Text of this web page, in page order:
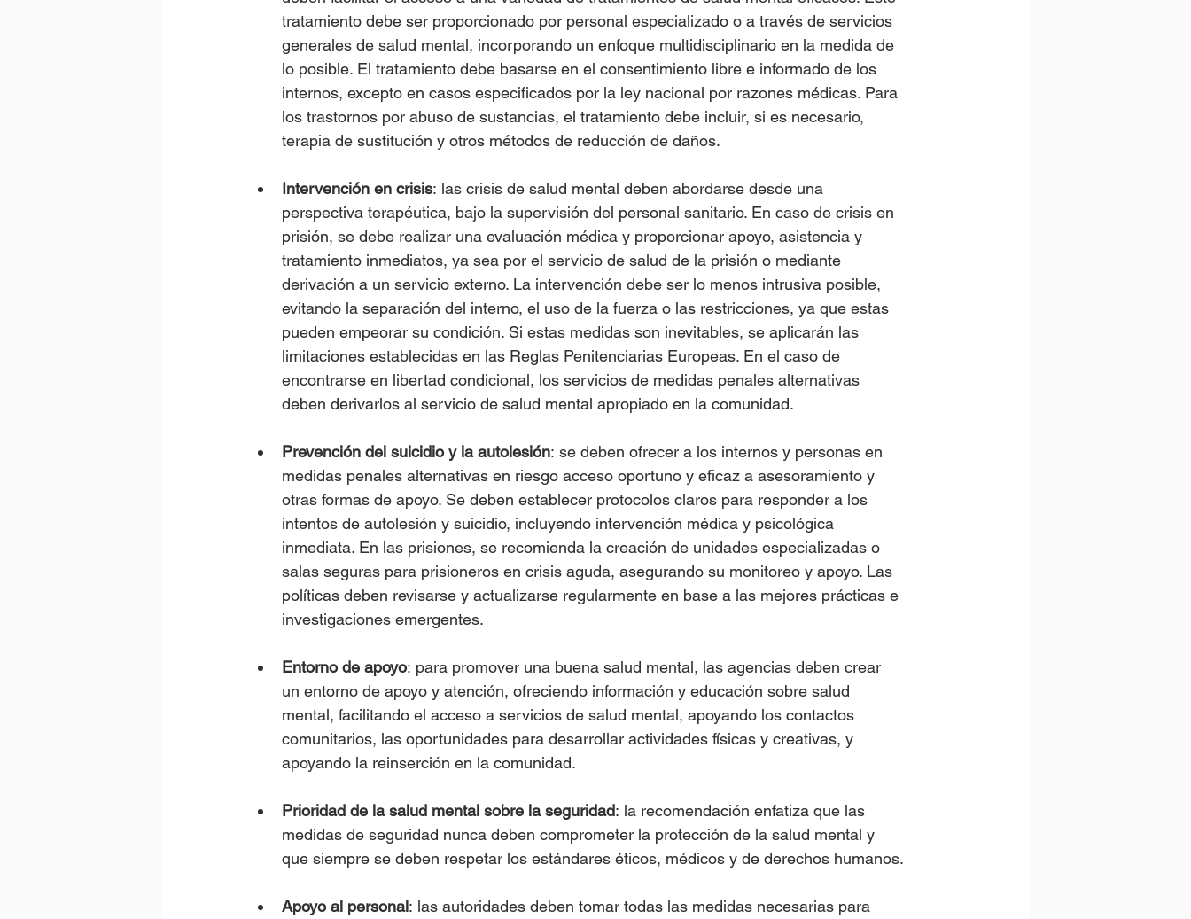
tratamiento debe ser proporcionado por personal especializado o a través de servicios
generales de salud mental, incorporando un enfoque multidisciplinario en la medida de
lo posible. El tratamiento debe basarse en el consentimiento libre e informado de los
internos, excepto en casos especificados por la ley nacional por razones médicas. Para
los trastornos por abuso de sustancias, el tratamiento debe incluir, si es necesario,
terapia de sustitución y otros métodos de reducción de daños.
Intervención en crisis: las crisis de salud mental deben abordarse desde una
perspectiva terapéutica, bajo la supervisión del personal sanitario. En caso de crisis en
prisión, se debe realizar una evaluación médica y proporcionar apoyo, asistencia y
tratamiento inmediatos, ya sea por el servicio de salud de la prisión o mediante
derivación a un servicio externo. La intervención debe ser lo menos intrusiva posible,
evitando la separación del interno, el uso de la fuerza o las restricciones, ya que estas
pueden empeorar su condición. Si estas medidas son inevitables, se aplicarán las
limitaciones establecidas en las Reglas Penitenciarias Europeas. En el caso de
encontrarse en libertad condicional, los servicios de medidas penales alternativas
deben derivarlos al servicio de salud mental apropiado en la comunidad.
Prevención del suicidio y la autolesión: se deben ofrecer a los internos y personas en
medidas penales alternativas en riesgo acceso oportuno y eficaz a asesoramiento y
otras formas de apoyo. Se deben establecer protocolos claros para responder a los
intentos de autolesión y suicidio, incluyendo intervención médica y psicológica
inmediata. En las prisiones, se recomienda la creación de unidades especializadas o
salas seguras para prisioneros en crisis aguda, asegurando su monitoreo y apoyo. Las
políticas deben revisarse y actualizarse regularmente en base a las mejores prácticas e
investigaciones emergentes.
Entorno de apoyo: para promover una buena salud mental, las agencias deben crear
un entorno de apoyo y atención, ofreciendo información y educación sobre salud
mental, facilitando el acceso a servicios de salud mental, apoyando los contactos
comunitarios, las oportunidades para desarrollar actividades físicas y creativas, y
apoyando la reinserción en la comunidad.
Prioridad de la salud mental sobre la seguridad: la recomendación enfatiza que las
medidas de seguridad nunca deben comprometer la protección de la salud mental y
que siempre se deben respetar los estándares éticos, médicos y de derechos humanos.
Apoyo al personal: las autoridades deben tomar todas las medidas necesarias para